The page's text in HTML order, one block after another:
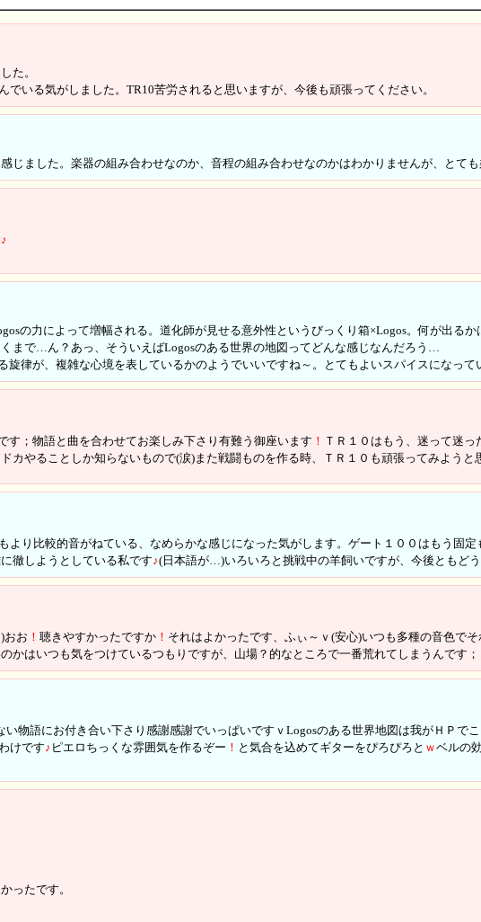
た。
いる気がしました。TR10苦労されると思いますが、今後も頑張ってください。
ました。楽器の組み合わせなのか、音程の組み合わせなのかはわかりませんが、とても
♪
の力によって増幅される。道化師が見せる意外性というびっくり箱×Logos。何が出るか
まで…ん？あっ、そういえばLogosのある世界の地図ってどんな感じなんだろう…
旋律が、複雑な心境を表しているかのようでいいですね～。とてもよいスパイスになって
す；物語と曲を合わせてお楽しみ下さり有難う御座います ！ ＴＲ１０はもう、迷って迷
カやることしか知らないもので(涙)また戦闘ものを作る時、ＴＲ１０も頑張ってみようと
より比較的音がねている、なめらかな感じになった気がします。ゲート１００はもう固定
徹しようとしている私です♪(日本語が…)いろいろと挑戦中の羊飼いですが、今後ともど
おお ！ 聴きやすかったですか ！ それはよかったです、ふぃ～ｖ(安心)いつも多種の音色で
かはいつも気をつけているつもりですが、山場？的なところで一番荒れてしまうんです
い物語にお付き合い下さり感謝感謝でいっぱいですｖLogosのある世界地図は我がＨＰで
けです♪ ピエロちっくな雰囲気を作るぞー ！ と気合を込めてギターをぴろぴろと ｗベルの
ったです。